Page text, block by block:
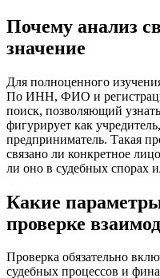
Почему анализ
значение
Для полноценного
По ИНН, ФИО и
поиск, позволяющий
фигурирует как
предприниматель. Такая
связано ли конкретное
ли оно в судебных спорах
Какие
проверке
Проверка обязательно
судебных процессов и